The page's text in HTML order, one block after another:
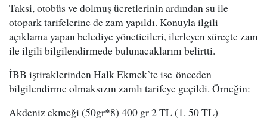
Taksi, otobüs ve dolmuş ücretlerinin ardından su ile
otopark tarifelerine de zam yapıldı. Konuyla ilgili
açıklama yapan belediye yöneticileri, ilerleyen süreçte zam
ile ilgili bilgilendirmede bulunacaklarını belirtti.
İBB iştiraklerinden Halk Ekmek’te ise önceden
bilgilendirme olmaksızın zamlı tarifeye geçildi. Örneğin:
Akdeniz ekmeği (50gr*8) 400 gr 2 TL (1. 50 TL)